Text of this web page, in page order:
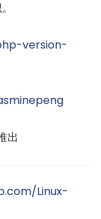
version-
出
Linux-